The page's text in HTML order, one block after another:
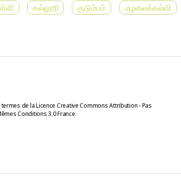
கல்லூரி குடும்பம் மழலைக்கல்வி
de la Licence Creative Commons Attribution - Pas
Conditions 3.0 France.